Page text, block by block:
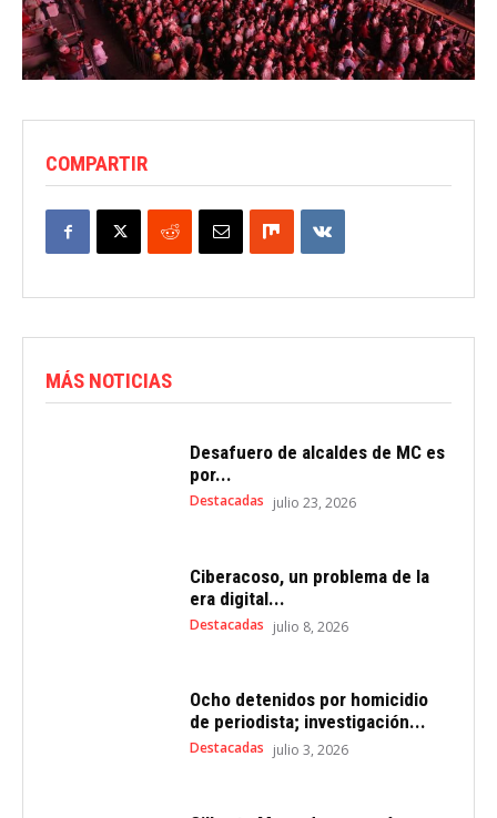
COMPARTIR
MÁS NOTICIAS
Desafuero de alcaldes de MC es
por...
Destacadas julio 23, 2026
Ciberacoso, un problema de la
era digital...
Destacadas julio 8, 2026
Ocho detenidos por homicidio
de periodista; investigación...
Destacadas julio 3, 2026